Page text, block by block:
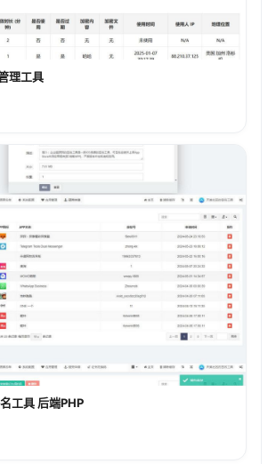
理工具
工具 后端PHP